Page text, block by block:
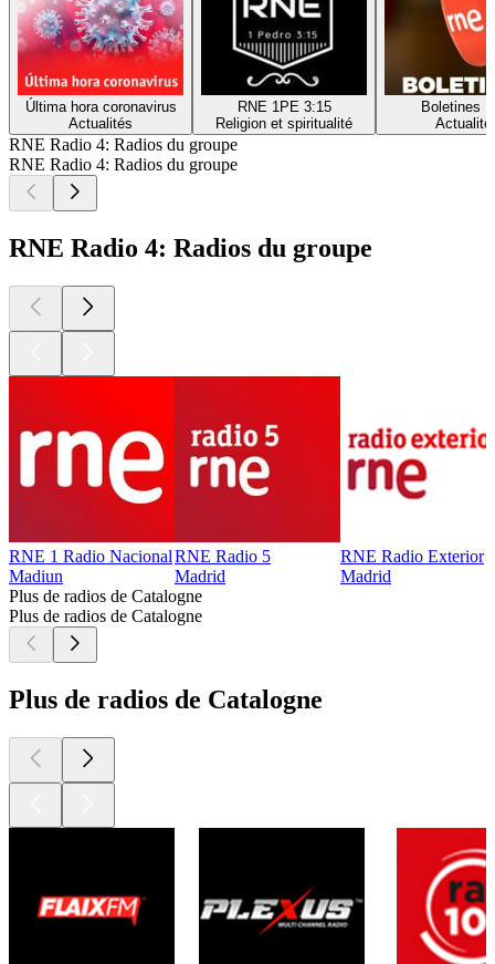
Última hora coronavirus
Actualités
RNE 1PE 3:15
Religion et spiritualité
Boletines
RNE Radio 4: Radios du groupe
RNE Radio 4: Radios du groupe
RNE Radio 4: Radios du groupe
RNE 1 Radio Nacional
Madiun
RNE Radio 5
Madrid
RNE Radio Exterior
Madrid
Plus de radios de Catalogne
Plus de radios de Catalogne
Plus de radios de Catalogne